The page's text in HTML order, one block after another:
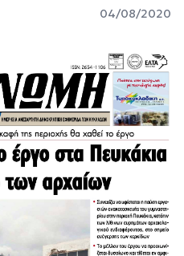
04/08/2020